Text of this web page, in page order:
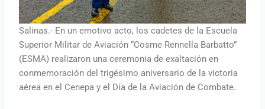
Salinas.- En un emotivo acto, los cadetes de la Escuela
Superior Militar de Aviación “Cosme Rennella Barbatto”
(ESMA) realizaron una ceremonia de exaltación en
conmemoración del trigésimo aniversario de la victoria
aérea en el Cenepa y el Día de la Aviación de Combate.